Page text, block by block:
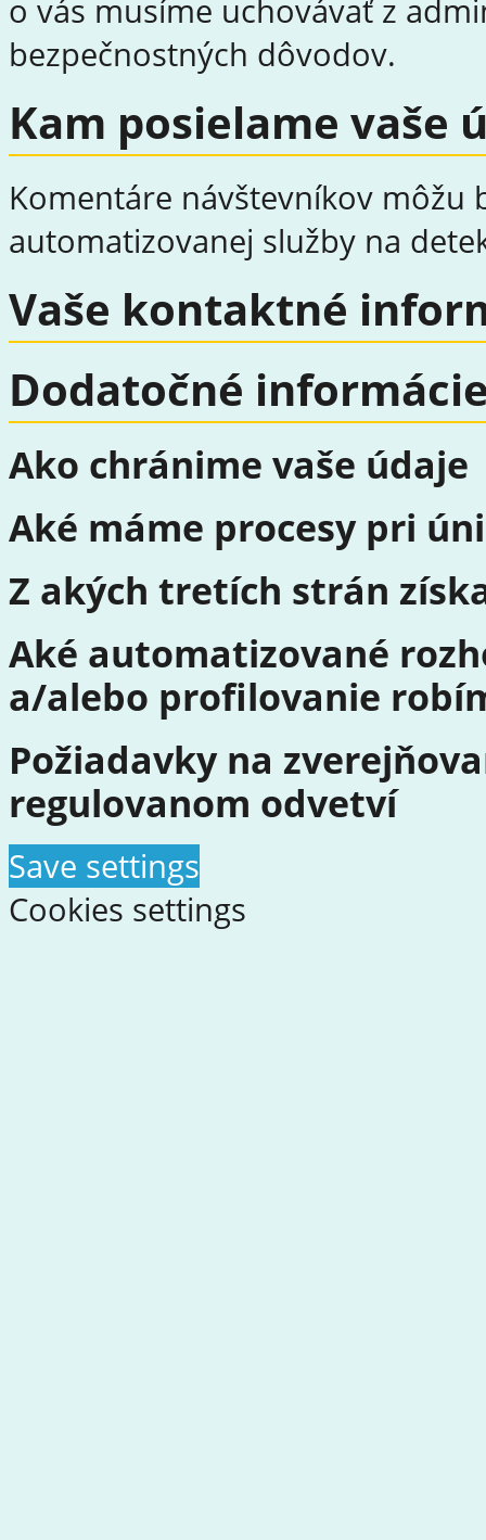
o vás musíme uchovávať z
bezpečnostných dôvodov.
Kam posielame vaše
Komentáre návštevníkov
automatizovanej služby na
Vaše kontaktné
Dodatočné
Ako chránime vaše údaje
Aké máme procesy pri
Z akých tretích strán
Aké automatizované
a/alebo profilovanie
Požiadavky na
regulovanom odvetví
Save settings
Cookies settings